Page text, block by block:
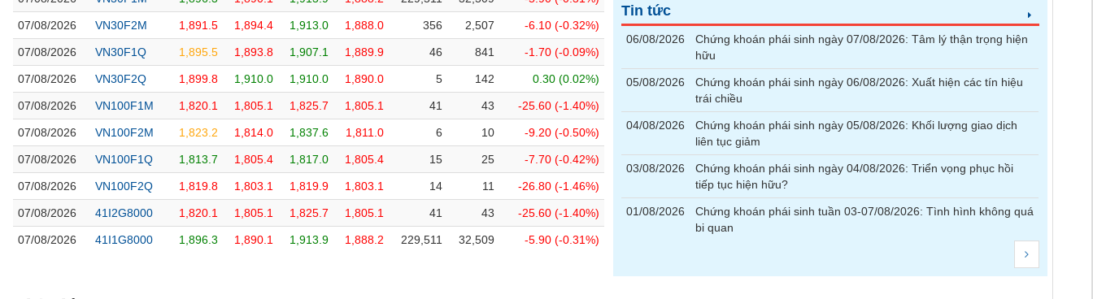
07/08/2026 VN30F2M 1,891.5 1,894.4 1,913.0 1,888.0 356 2,507 -6.10 (-0.32%)
07/08/2026 VN30F1Q 1,895.5 1,893.8 1,907.1 1,889.9 46 841 -1.70 (-0.09%)
07/08/2026 VN30F2Q 1,899.8 1,910.0 1,910.0 1,890.0 5 142 0.30 (0.02%)
07/08/2026 VN100F1M 1,820.1 1,805.1 1,825.7 1,805.1 41 43 -25.60 (-1.40%)
07/08/2026 VN100F2M 1,823.2 1,814.0 1,837.6 1,811.0 6 10 -9.20 (-0.50%)
07/08/2026 VN100F1Q 1,813.7 1,805.4 1,817.0 1,805.4 15 25 -7.70 (-0.42%)
07/08/2026 VN100F2Q 1,819.8 1,803.1 1,819.9 1,803.1 14 11 -26.80 (-1.46%)
07/08/2026 41I2G8000 1,820.1 1,805.1 1,825.7 1,805.1 41 43 -25.60 (-1.40%)
07/08/2026 41I1G8000 1,896.3 1,890.1 1,913.9 1,888.2 229,511 32,509 -5.90 (-0.31%)
Tin tức
06/08/2026
Chứng khoán phái sinh ngày 07/08/2026: Tâm lý thận trọng hiện
hữu
05/08/2026
Chứng khoán phái sinh ngày 06/08/2026: Xuất hiện các tín hiệu
trái chiều
04/08/2026
Chứng khoán phái sinh ngày 05/08/2026: Khối lượng giao dịch
liên tục giảm
03/08/2026
Chứng khoán phái sinh ngày 04/08/2026: Triển vọng phục hồi
tiếp tục hiện hữu?
01/08/2026
Chứng khoán phái sinh tuần 03-07/08/2026: Tình hình không quá
bi quan
NGÀNH
DOANH
NGHIỆP
PHIẾU